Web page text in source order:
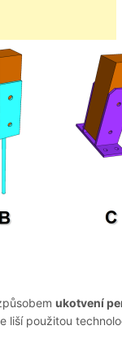
ukotvení
liší použitou